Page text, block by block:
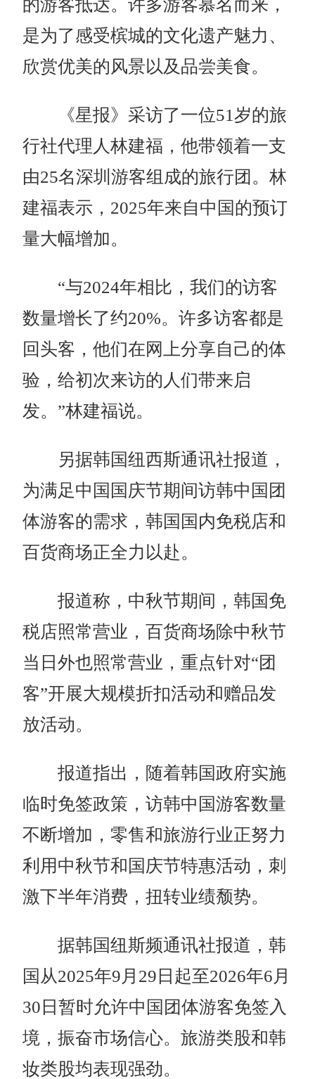
的游客抵达。许多游客慕名而来，
是为了感受槟城的文化遗产魅力、
欣赏优美的风景以及品尝美食。
《星报》采访了一位51岁的旅
行社代理人林建福，他带领着一支
由25名深圳游客组成的旅行团。林
建福表示，2025年来自中国的预订
量大幅增加。
“与2024年相比，我们的访客
数量增长了约20%。许多访客都是
回头客，他们在网上分享自己的体
验，给初次来访的人们带来启
发。”林建福说。
另据韩国纽西斯通讯社报道，
为满足中国国庆节期间访韩中国团
体游客的需求，韩国国内免税店和
百货商场正全力以赴。
报道称，中秋节期间，韩国免
税店照常营业，百货商场除中秋节
当日外也照常营业，重点针对“团
客”开展大规模折扣活动和赠品发
放活动。
报道指出，随着韩国政府实施
临时免签政策，访韩中国游客数量
不断增加，零售和旅游行业正努力
利用中秋节和国庆节特惠活动，刺
激下半年消费，扭转业绩颓势。
据韩国纽斯频通讯社报道，韩
国从2025年9月29日起至2026年6月
30日暂时允许中国团体游客免签入
境，振奋市场信心。旅游类股和韩
妆类股均表现强劲。